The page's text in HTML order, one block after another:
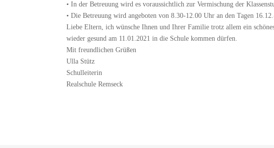
• In der Betreuung wird es voraussichtlich zur Vermischung der
• Die Betreuung wird angeboten von 8.30-12.00 Uhr an den Tagen
Liebe Eltern, ich wünsche Ihnen und Ihrer Familie trotz allem ein
wieder gesund am 11.01.2021 in die Schule kommen dürfen.
Mit freundlichen Grüßen
Ulla Stütz
Schulleiterin
Realschule Remseck